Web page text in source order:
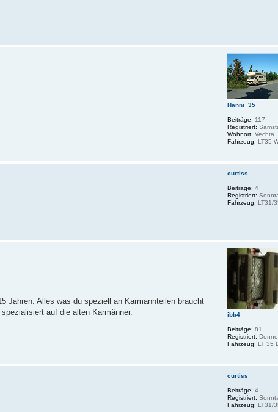
Hanni_35
Beiträge: 117
Registriert:
Wohnort: Vechta
Fahrzeug: LT35-
curtiss
Beiträge: 4
Registriert:
Fahrzeug: LT31/
Jahren. Alles was du speziell an Karmannteilen braucht
auf die alten Karmänner.
ibb4
Beiträge: 81
Registriert:
Fahrzeug: LT 35
curtiss
Beiträge: 4
Registriert:
Fahrzeug: LT31/